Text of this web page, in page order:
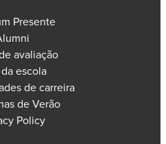
Presente
avaliação
escola
de carreira
de Verão
Policy